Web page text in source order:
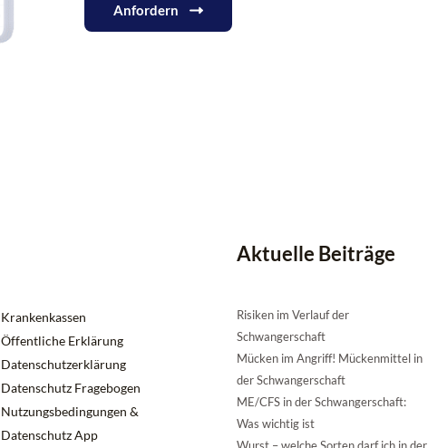
Anfordern
Krankenkassen
Öffentliche Erklärung
Datenschutzerklärung
Datenschutz Fragebogen
Nutzungsbedingungen &
Datenschutz App
Aktuelle Beiträge
Risiken im Verlauf der
Schwangerschaft
Mücken im Angriff! Mückenmittel in
der Schwangerschaft
ME/CFS in der Schwangerschaft:
Was wichtig ist